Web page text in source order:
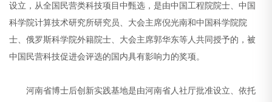
设立，从全国民营类科技项目中甄选，是由中国工程院院士、中国
科学院计算技术研究所研究员、大会主席倪光南和中国科学院院
士、俄罗斯科学院外籍院士、大会主席郭华东等人共同授予的，被
中国民营科技促进会评选的国内具有影响力的奖项。
河南省博士后创新实践基地是由河南省人社厅批准设立、依托